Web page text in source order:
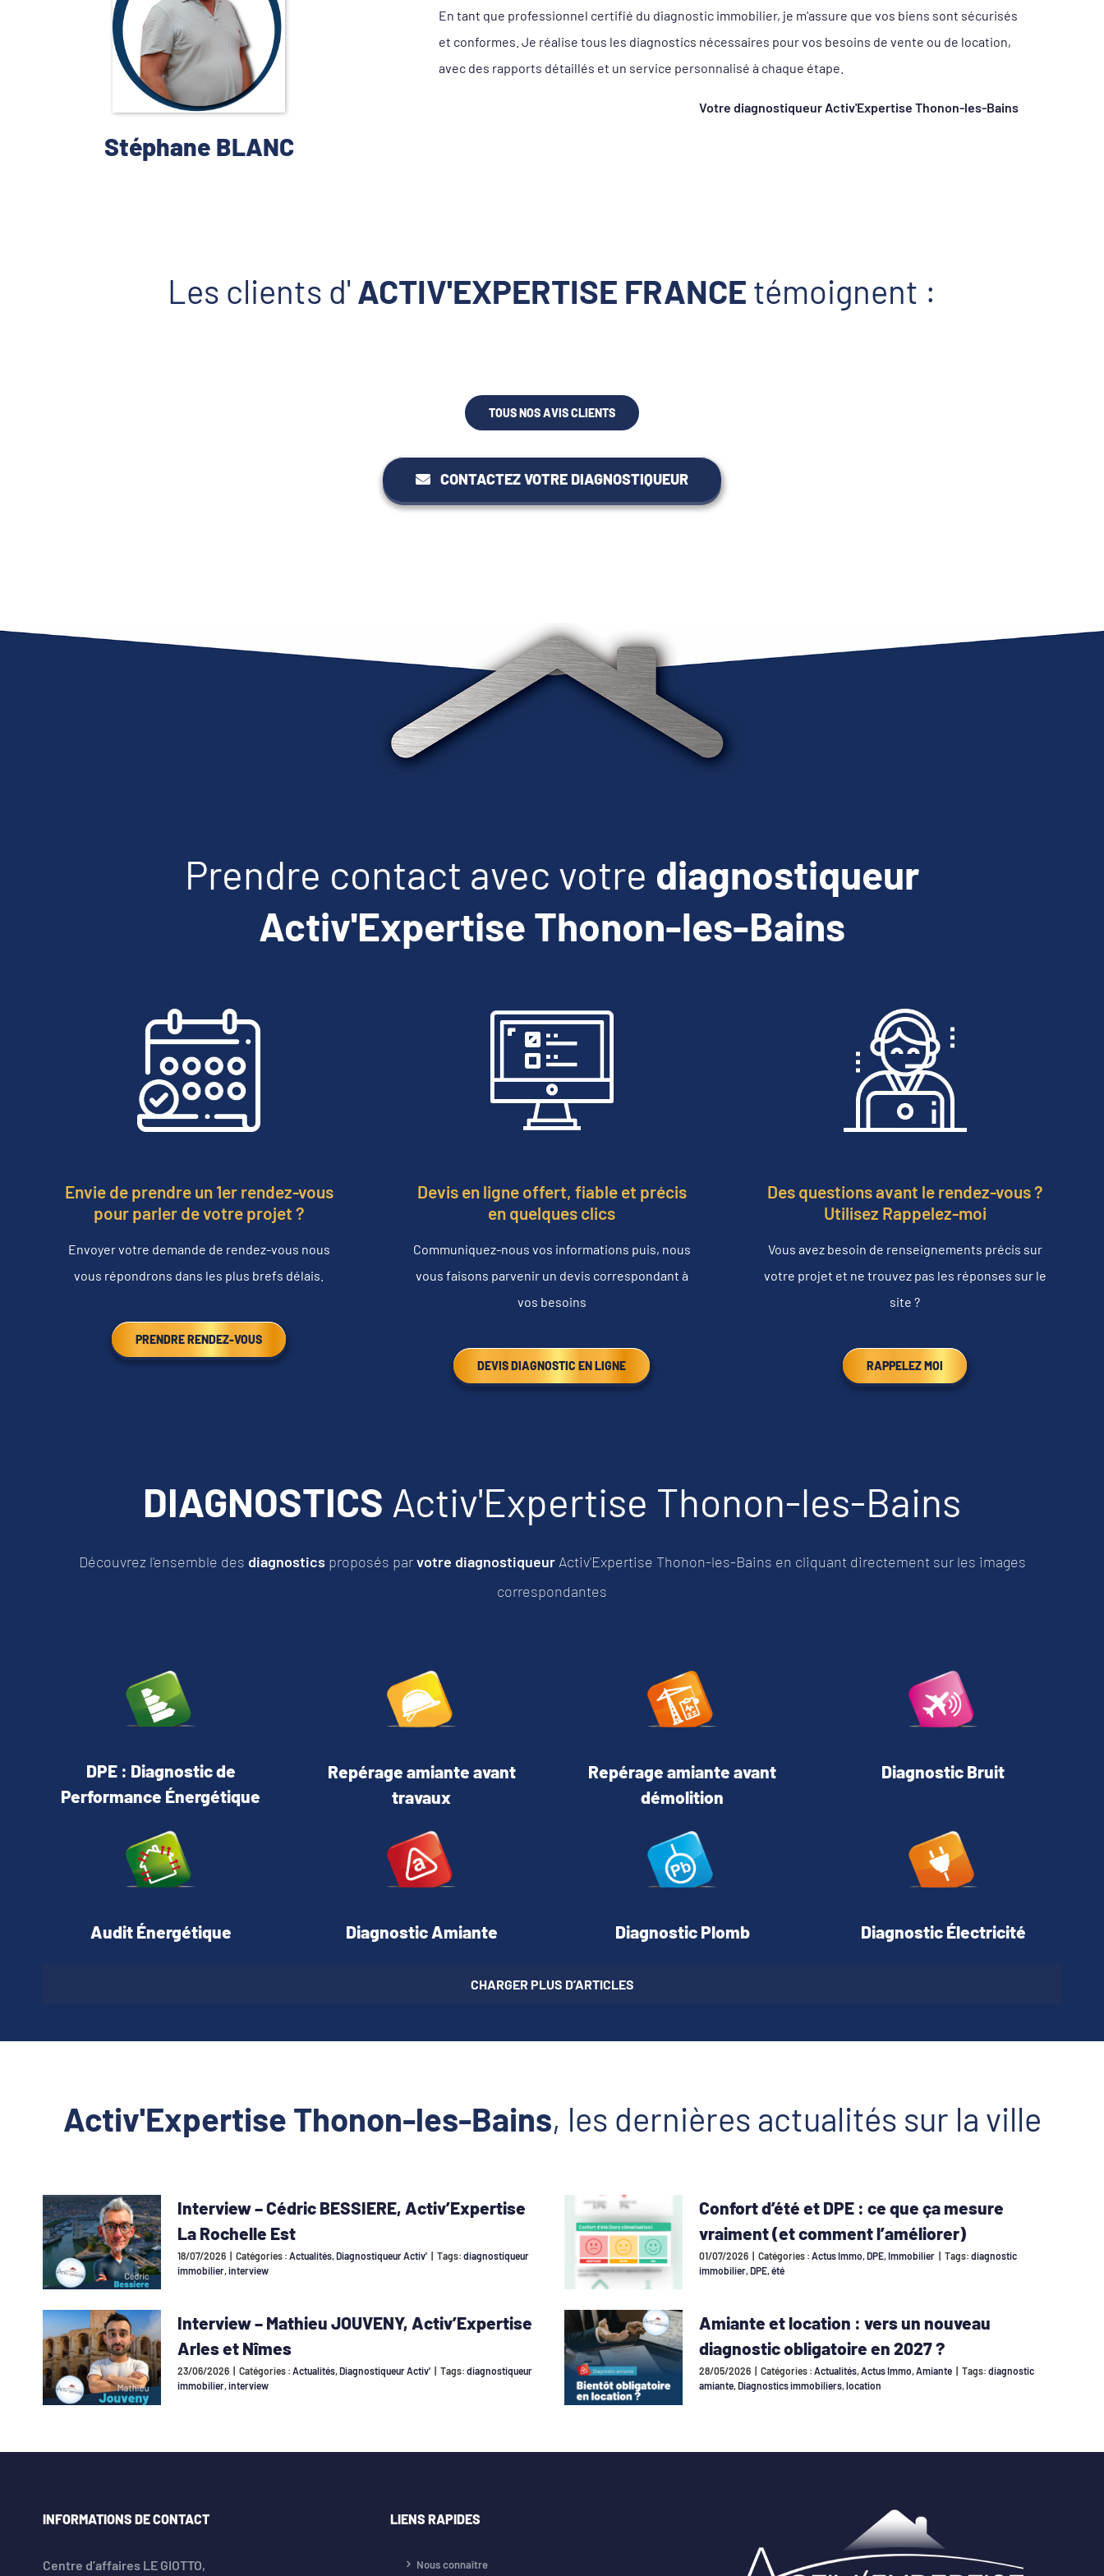
Stéphane BLANC
En tant que professionnel certifié du diagnostic immobilier, je m'assure que vos biens sont sécurisés
et conformes. Je réalise tous les diagnostics nécessaires pour vos besoins de vente ou de location,
avec des rapports détaillés et un service personnalisé à chaque étape.
Votre diagnostiqueur Activ'Expertise Thonon-les-Bains
Les clients d' ACTIV'EXPERTISE FRANCE témoignent :
TOUS NOS AVIS CLIENTS
CONTACTEZ VOTRE DIAGNOSTIQUEUR
Prendre contact avec votre diagnostiqueur
Activ'Expertise Thonon-les-Bains
Envie de prendre un 1er rendez-vous
pour parler de votre projet ?
Envoyer votre demande de rendez-vous nous
vous répondrons dans les plus brefs délais.
PRENDRE RENDEZ-VOUS
Devis en ligne offert, fiable et précis
en quelques clics
Communiquez-nous vos informations puis, nous
vous faisons parvenir un devis correspondant à
vos besoins
DEVIS DIAGNOSTIC EN LIGNE
Des questions avant le rendez-vous ?
Utilisez Rappelez-moi
Vous avez besoin de renseignements précis sur
votre projet et ne trouvez pas les réponses sur le
site ?
RAPPELEZ MOI
DIAGNOSTICS Activ'Expertise Thonon-les-Bains
Découvrez l'ensemble des diagnostics proposés parvotre diagnostiqueur Activ'Expertise Thonon-les-Bains en cliquant directement sur les images
correspondantes
DPE : Diagnostic de
Performance Énergétique
Repérage amiante avant
travaux
Repérage amiante avant
démolition
Diagnostic Bruit
Audit Énergétique Diagnostic Amiante Diagnostic Plomb Diagnostic Électricité
CHARGER PLUS D’ARTICLES
Activ'Expertise Thonon-les-Bains, les dernières actualités sur la ville
Interview – Cédric BESSIERE, Activ’Expertise
La Rochelle Est
18/07/2026 | Catégories : Actualités Diagnostiqueur Activ' | Tags: diagnostiqueur
immobilier interview
Confort d’été et DPE : ce que ça mesure
vraiment (et comment l’améliorer)
01/07/2026 | Catégories : Actus Immo DPE Immobilier | Tags: diagnostic
immobilier DPE été
Interview – Mathieu JOUVENY, Activ’Expertise
Arles et Nîmes
23/06/2026 Catégories : Actualités,Diagnostiqueur Activ' Tags: diagnostiqueur
immobilier,interview
Amiante et location : vers un nouveau
diagnostic obligatoire en 2027 ?
28/05/2026 Catégories : Actualités,Actus Immo,Amiante Tags: diagnostic
amiante,Diagnostics immobiliers,location
INFORMATIONS DE CONTACT
Centre d’affaires LE GIOTTO,
LIENS RAPIDES
Nous connaître